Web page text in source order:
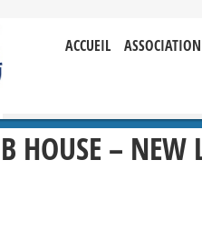
ACCUEIL ASSOCIATION
HOUSE –